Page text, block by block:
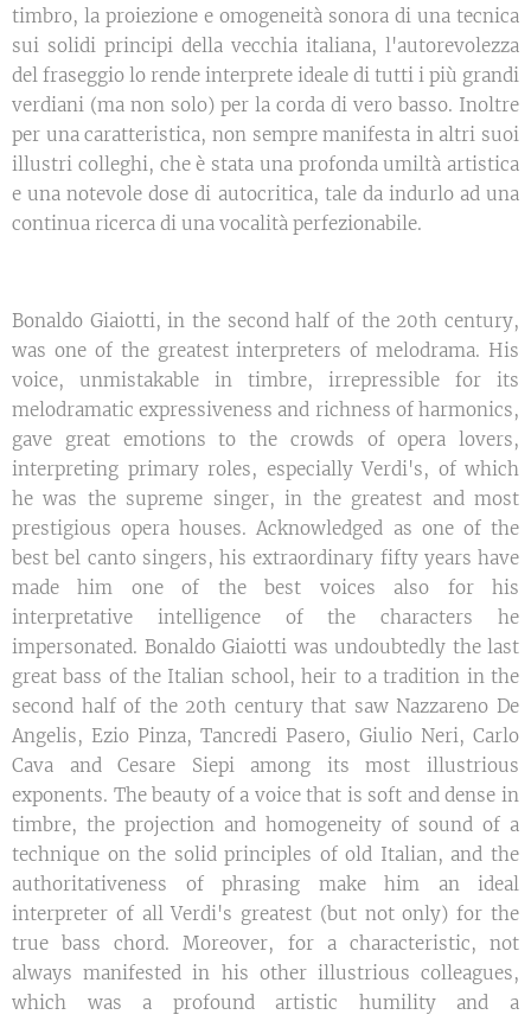
timbro, la proiezione e omogeneità sonora di una tecnica
sui solidi principi della vecchia italiana, l'autorevolezza
del fraseggio lo rende interprete ideale di tutti i più grandi
verdiani (ma non solo) per la corda di vero basso. Inoltre
per una caratteristica, non sempre manifesta in altri suoi
illustri colleghi, che è stata una profonda umiltà artistica
e una notevole dose di autocritica, tale da indurlo ad una
continua ricerca di una vocalità perfezionabile.
Bonaldo Giaiotti, in the second half of the 20th century,
was one of the greatest interpreters of melodrama. His
voice, unmistakable in timbre, irrepressible for its
melodramatic expressiveness and richness of harmonics,
gave great emotions to the crowds of opera lovers,
interpreting primary roles, especially Verdi's, of which
he was the supreme singer, in the greatest and most
prestigious opera houses. Acknowledged as one of the
best bel canto singers, his extraordinary fifty years have
made him one of the best voices also for his
interpretative intelligence of the characters he
impersonated. Bonaldo Giaiotti was undoubtedly the last
great bass of the Italian school, heir to a tradition in the
second half of the 20th century that saw Nazzareno De
Angelis, Ezio Pinza, Tancredi Pasero, Giulio Neri, Carlo
Cava and Cesare Siepi among its most illustrious
exponents. The beauty of a voice that is soft and dense in
timbre, the projection and homogeneity of sound of a
technique on the solid principles of old Italian, and the
authoritativeness of phrasing make him an ideal
interpreter of all Verdi's greatest (but not only) for the
true bass chord. Moreover, for a characteristic, not
always manifested in his other illustrious colleagues,
which was a profound artistic humility and a